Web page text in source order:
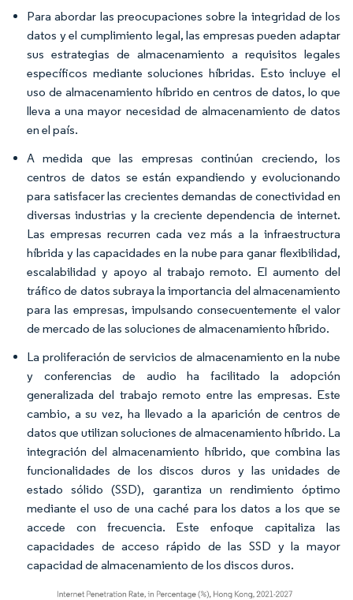
Para abordar las preocupaciones sobre la integridad de los
datos y el cumplimiento legal, las empresas pueden adaptar
sus estrategias de almacenamiento a requisitos legales
específicos mediante soluciones híbridas. Esto incluye el
uso de almacenamiento híbrido en centros de datos, lo que
lleva a una mayor necesidad de almacenamiento de datos
en el país.
A medida que las empresas continúan creciendo, los
centros de datos se están expandiendo y evolucionando
para satisfacer las crecientes demandas de conectividad en
diversas industrias y la creciente dependencia de internet.
Las empresas recurren cada vez más a la infraestructura
híbrida y las capacidades en la nube para ganar flexibilidad,
escalabilidad y apoyo al trabajo remoto. El aumento del
tráfico de datos subraya la importancia del almacenamiento
para las empresas, impulsando consecuentemente el valor
de mercado de las soluciones de almacenamiento híbrido.
La proliferación de servicios de almacenamiento en la nube
y conferencias de audio ha facilitado la adopción
generalizada del trabajo remoto entre las empresas. Este
cambio, a su vez, ha llevado a la aparición de centros de
datos que utilizan soluciones de almacenamiento híbrido. La
integración del almacenamiento híbrido, que combina las
funcionalidades de los discos duros y las unidades de
estado sólido (SSD), garantiza un rendimiento óptimo
mediante el uso de una caché para los datos a los que se
accede con frecuencia. Este enfoque capitaliza las
capacidades de acceso rápido de las SSD y la mayor
capacidad de almacenamiento de los discos duros.